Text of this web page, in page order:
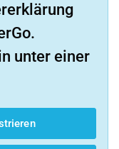
unter einer